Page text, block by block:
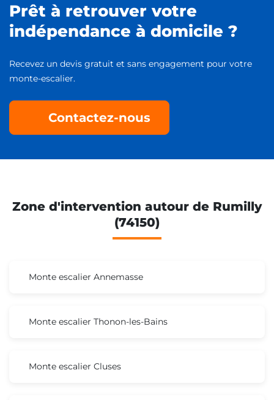
Prêt à retrouver votre
indépendance à domicile ?
Recevez un devis gratuit et sans engagement pour votre
monte-escalier.
Contactez-nous
Zone d'intervention autour de Rumilly
(74150)
Monte escalier Annemasse
Monte escalier Thonon-les-Bains
Monte escalier Cluses